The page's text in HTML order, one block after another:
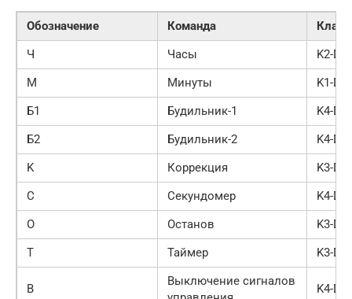
Обозначение Команда
Ч
Часы
K2-D4
М
Минуты
K1-D4
Б1
Будильник-1
K4-D4
Б2
Будильник-2
K4-D3
K
Коррекция
K3-D1
С
Секундомер
K4-D2
О
Останов
K3-D2
Т
Таймер K3-D3
В
Выключение сигналов
K4-D1